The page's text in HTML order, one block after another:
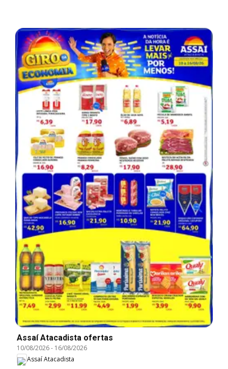
Assaí Atacadista ofertas
10/08/2026- 16/08/2026
Assaí Atacadista